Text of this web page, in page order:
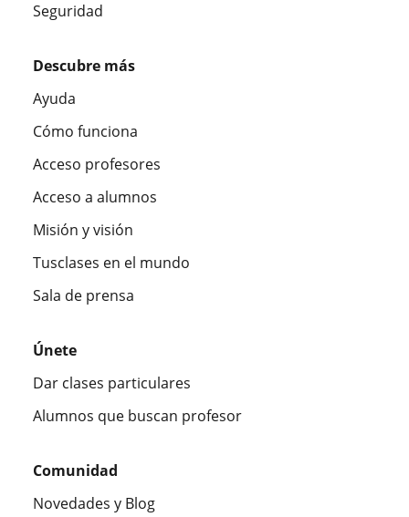
Seguridad
Descubre más
Ayuda
Cómo funciona
Acceso profesores
Acceso a alumnos
Misión y visión
Tusclases en el mundo
Sala de prensa
Únete
Dar clases particulares
Alumnos que buscan profesor
Comunidad
Novedades y Blog